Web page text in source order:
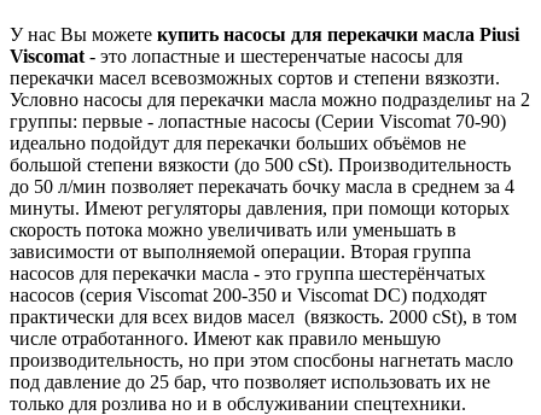
У нас Вы можете купить насосы для перекачки масла Piusi
Viscomat - это лопастные и шестеренчатые насосы для
перекачки масел всевозможных сортов и степени вязкозти.
Условно насосы для перекачки масла можно подразделиьт на 2
группы: первые - лопастные насосы (Серии Viscomat 70-90)
идеально подойдут для перекачки больших объёмов не
большой степени вязкости (до 500 cSt). Производительность
до 50 л/мин позволяет перекачать бочку масла в среднем за 4
минуты. Имеют регуляторы давления, при помощи которых
скорость потока можно увеличивать или уменьшать в
зависимости от выполняемой операции. Вторая группа
насосов для перекачки масла - это группа шестерёнчатых
насосов (серия Viscomat 200-350 и Viscomat DC) подходят
практически для всех видов масел (вязкость. 2000 cSt), в том
числе отработанного. Имеют как правило меньшую
производительность, но при этом спосбоны нагнетать масло
под давление до 25 бар, что позволяет использовать их не
только для розлива но и в обслуживании спецтехники.